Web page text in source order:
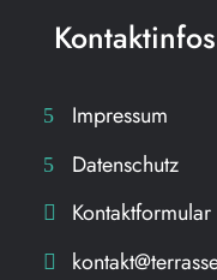
Kontaktinfos
Impressum
Datenschutz
Kontaktformular